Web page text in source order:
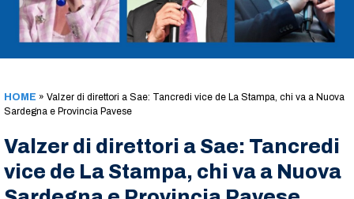
HOME » Valzer di direttori a Sae: Tancredi vice de La Stampa, chi va a Nuova
Sardegna e Provincia Pavese
Valzer di direttori a Sae: Tancredi
vice de La Stampa, chi va a Nuova